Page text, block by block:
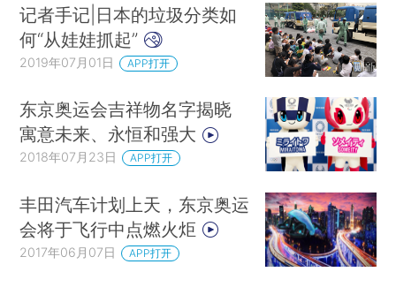
记者手记|日本的垃圾分类如
何“从娃娃抓起”
2019年07月01日 APP打开
东京奥运会吉祥物名字揭晓
寓意未来、永恒和强大
2018年07月23日 APP打开
丰田汽车计划上天，东京奥运
会将于飞行中点燃火炬
2017年06月07日 APP打开